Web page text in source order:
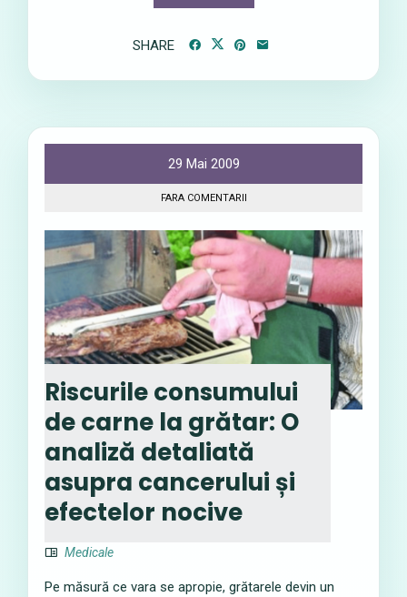
SHARE
29 Mai 2009
FARA COMENTARII
Riscurile consumului
de carne la grătar: O
analiză detaliată
asupra cancerului și
efectelor nocive
Medicale
Pe măsură ce vara se apropie, grătarele devin un